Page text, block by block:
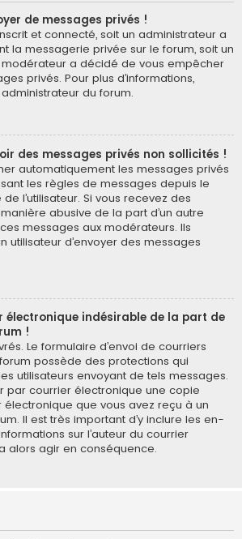
de messages privés !
et connecté, soit un administrateur a
la messagerie privée sur le forum, soit un
a décidé de vous empêcher
privés. Pour plus d’informations,
du forum.
des messages privés non sollicités !
automatiquement les messages privés
les règles de messages depuis le
l’utilisateur. Si vous recevez des
abusive de la part d’un autre
messages aux modérateurs. Ils
utilisateur d’envoyer des messages
électronique indésirable de la part de
!
Le formulaire d’envoi de courriers
possède des protections qui
utilisateurs envoyant de tels messages.
par courrier électronique une copie
que vous avez reçu à un
Il est très important d’y inclure les en-
sur l’auteur du courrier
alors agir en conséquence.